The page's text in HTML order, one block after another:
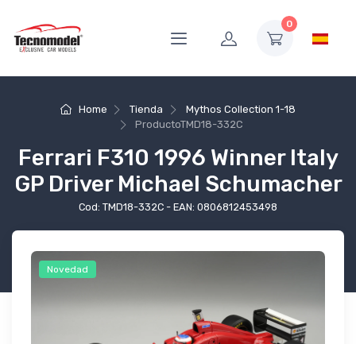
0
Home Tienda
Mythos Collection 1-18
ProductoTMD18-332C
Ferrari F310 1996 Winner Italy
GP Driver Michael Schumacher
Cod: TMD18-332C - EAN: 0806812453498
Novedad